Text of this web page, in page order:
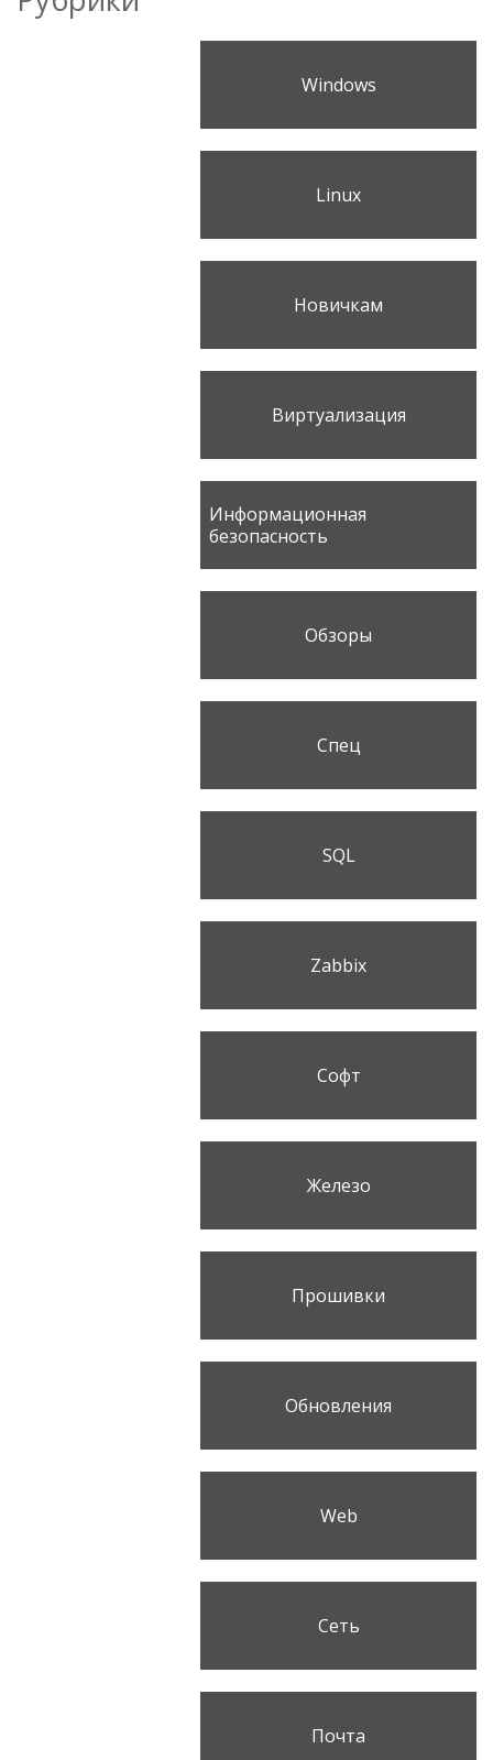
Windows
Linux
Новичкам
Виртуализация
Информационная
безопасность
Обзоры
Спец
SQL
Zabbix
Софт
Железо
Прошивки
Обновления
Web
Сеть
Почта